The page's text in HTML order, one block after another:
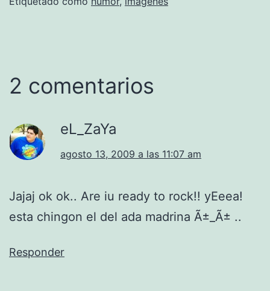
2 comentarios
eL_ZaYa
agosto 13, 2009 a las 11:07 am
Jajaj ok ok.. Are iu ready to rock!! yEeea!
esta chingon el del ada madrina Ã±_Ã± ..
Responder